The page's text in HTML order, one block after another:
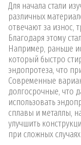
Для начала стали
различных
отвечают за износ,
Благодаря этому
Например, раньше
который быстро
эндопротеза, что
Современные
долгосрочные, что
использовать
сплавы и металлы,
улучшить
при сложных